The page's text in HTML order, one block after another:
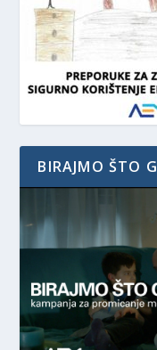
BIRAJMO ŠTO